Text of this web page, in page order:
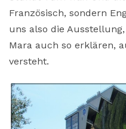
Französisch, sondern
uns also die
Mara auch so erklären,
versteht.